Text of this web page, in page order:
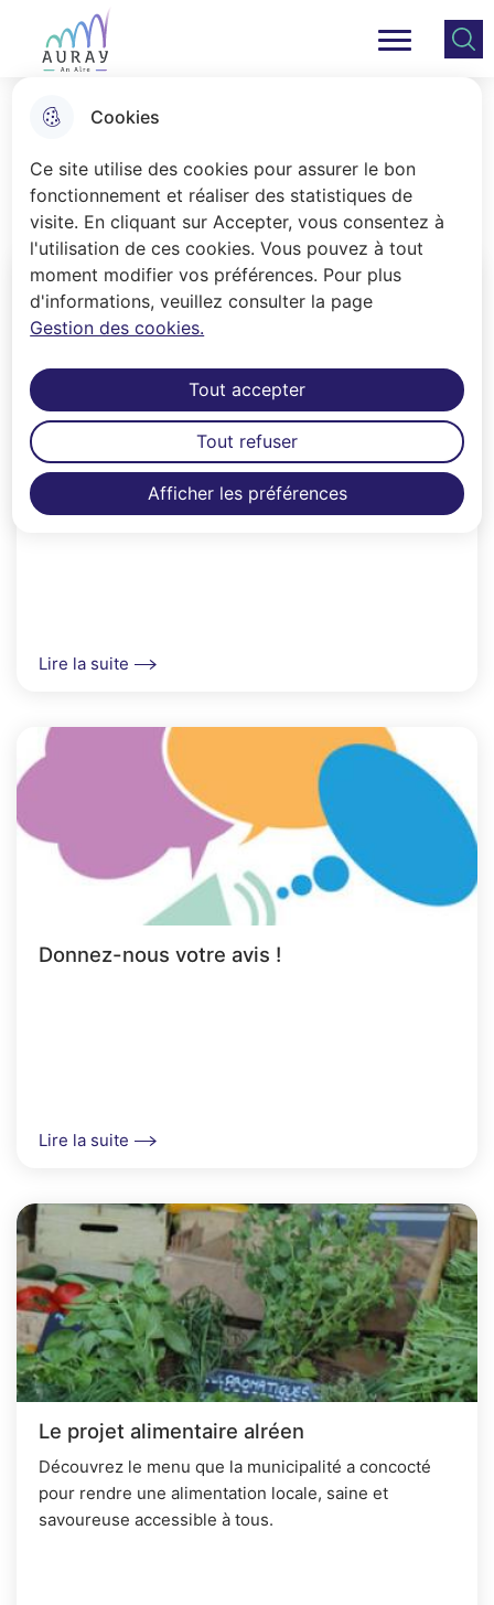
Cookies
Ce site utilise des cookies pour assurer le bon
fonctionnement et réaliser des statistiques de
visite. En cliquant sur Accepter, vous consentez à
l'utilisation de ces cookies. Vous pouvez à tout
moment modifier vos préférences. Pour plus
d'informations, veuillez consulter la page
Gestion des cookies.
Afficher les préférences
Tout accepter
Tout refuser
Aller
au
menu
Consulter
le plan
Ville Auray Menu principal
Accueil
Espace citoyens
Lire la suite
Donnez-nous votre avis !
Lire la suite
Le projet alimentaire alréen
Découvrez le menu que la municipalité a concocté
pour rendre une alimentation locale, saine et
savoureuse accessible à tous.